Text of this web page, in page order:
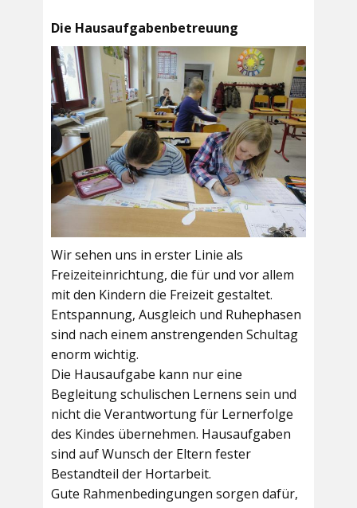
Die Hausaufgabenbetreuung
Wir sehen uns in erster Linie als
Freizeiteinrichtung, die für und vor allem
mit den Kindern die Freizeit gestaltet.
Entspannung, Ausgleich und Ruhephasen
sind nach einem anstrengenden Schultag
enorm wichtig.
Die Hausaufgabe kann nur eine
Begleitung schulischen Lernens sein und
nicht die Verantwortung für Lernerfolge
des Kindes übernehmen. Hausaufgaben
sind auf Wunsch der Eltern fester
Bestandteil der Hortarbeit.
Gute Rahmenbedingungen sorgen dafür,